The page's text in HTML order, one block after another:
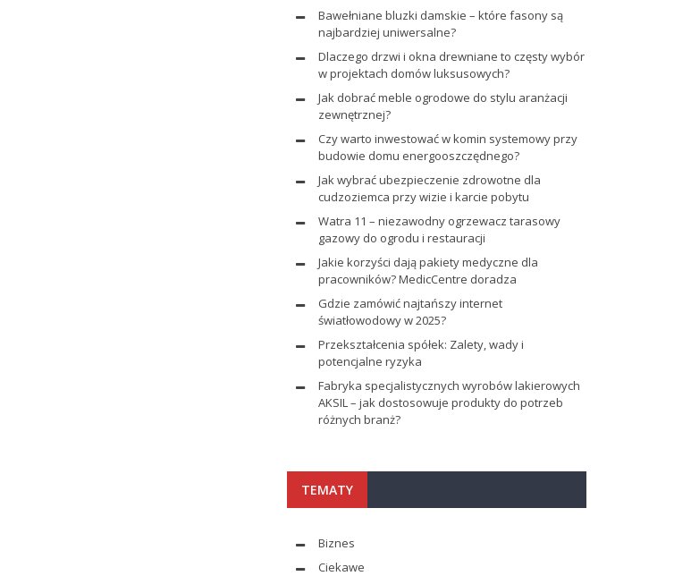
Bawełniane bluzki damskie – które fasony są
najbardziej uniwersalne?
Dlaczego drzwi i okna drewniane to częsty wybór
w projektach domów luksusowych?
Jak dobrać meble ogrodowe do stylu aranżacji
zewnętrznej?
Czy warto inwestować w komin systemowy przy
budowie domu energooszczędnego?
Jak wybrać ubezpieczenie zdrowotne dla
cudzoziemca przy wizie i karcie pobytu
Watra 11 – niezawodny ogrzewacz tarasowy
gazowy do ogrodu i restauracji
Jakie korzyści dają pakiety medyczne dla
pracowników? MedicCentre doradza
Gdzie zamówić najtańszy internet
światłowodowy w 2025?
Przekształcenia spółek: Zalety, wady i
potencjalne ryzyka
Fabryka specjalistycznych wyrobów lakierowych
AKSIL – jak dostosowuje produkty do potrzeb
różnych branż?
TEMATY
Biznes
Ciekawe